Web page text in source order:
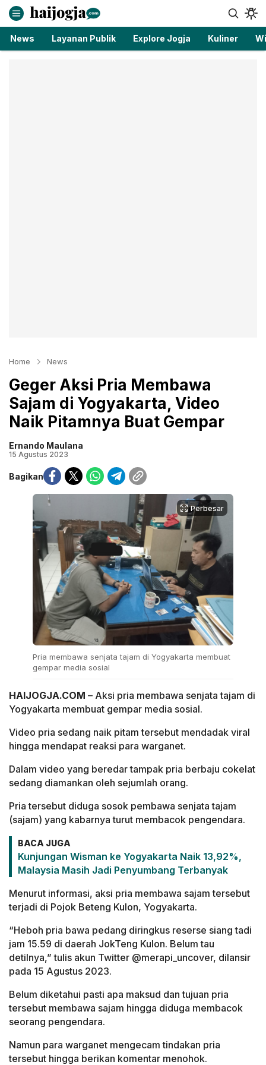
haijogja.com
Berita Jogja Terbaru dan Terkini
News Layanan Publik Explore Jogja Kuliner
Home News
Geger Aksi Pria Membawa
Sajam di Yogyakarta, Video
Naik Pitamnya Buat Gempar
Ernando Maulana
15 Agustus 2023
Bagikan
Perbesar
Pria membawa senjata tajam di Yogyakarta membuat
gempar media sosial
HAIJOGJA.COM – Aksi pria membawa senjata tajam di
Yogyakarta membuat gempar media sosial.
Video pria sedang naik pitam tersebut mendadak viral
hingga mendapat reaksi para warganet.
Dalam video yang beredar tampak pria berbaju cokelat
sedang diamankan oleh sejumlah orang.
Pria tersebut diduga sosok pembawa senjata tajam
(sajam) yang kabarnya turut membacok pengendara.
BACA JUGA
Kunjungan Wisman ke Yogyakarta Naik 13,92%,
Malaysia Masih Jadi Penyumbang Terbanyak
Menurut informasi, aksi pria membawa sajam tersebut
terjadi di Pojok Beteng Kulon, Yogyakarta.
“Heboh pria bawa pedang diringkus reserse siang tadi
jam 15.59 di daerah JokTeng Kulon. Belum tau
detilnya,” tulis akun Twitter @merapi_uncover, dilansir
pada 15 Agustus 2023.
Belum diketahui pasti apa maksud dan tujuan pria
tersebut membawa sajam hingga diduga membacok
seorang pengendara.
Namun para warganet mengecam tindakan pria
tersebut hingga berikan komentar menohok.